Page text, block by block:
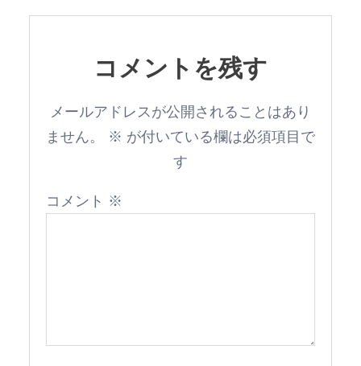
コメントを残す
メールアドレスが公開されることはあり
ません。
※ が付いている欄は必須項目で
す
コメント ※